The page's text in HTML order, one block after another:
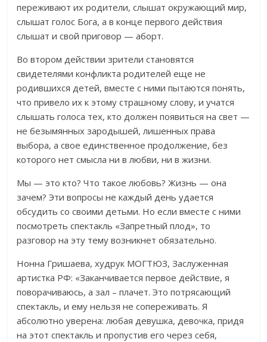
переживают их родители, слышат окружающий мир,
слышат голос Бога, а в конце первого действия
слышат и свой приговор — аборт.
Во втором действии зрители становятся
свидетелями конфликта родителей еще не
родившихся детей, вместе с ними пытаются понять,
что привело их к этому страшному слову, и учатся
слышать голоса тех, кто должен появиться на свет —
не безымянных зародышей, лишенных права
выбора, а свое единственное продолжение, без
которого нет смысла ни в любви, ни в жизни.
Мы — это кто? Что такое любовь? Жизнь — она
зачем? Эти вопросы не каждый день удается
обсудить со своими детьми. Но если вместе с ними
посмотреть спектакль «Запретный плод», то
разговор на эту тему возникнет обязательно.
Нонна Гришаева, худрук МОГТЮЗ, Заслуженная
артистка РФ: «Заканчивается первое действие, я
поворачиваюсь, а зал – плачет. Это потрясающий
спектакль, и ему нельзя не сопереживать. Я
абсолютно уверена: любая девушка, девочка, придя
на этот спектакль и пропустив его через себя,